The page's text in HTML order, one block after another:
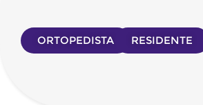
ORTOPEDISTA RESIDENTE